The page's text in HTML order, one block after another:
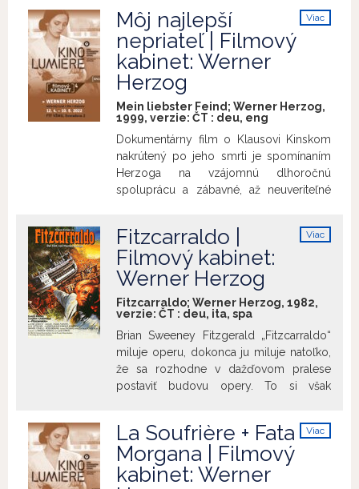
Viac
Môj najlepší
nepriateľ | Filmový
kabinet: Werner
Herzog
Mein liebster Feind; Werner Herzog,
1999, verzie: ČT : deu, eng
Dokumentárny film o Klausovi Kinskom
nakrútený po jeho smrti je spomínaním
Herzoga na vzájomnú dlhoročnú
spoluprácu a zábavné, až neuveriteľné
stretli pri piatich filmových projektoch a
jedná sa o jednu z najkontroverznejších
spoluprác. Film Môj nalepší nepriateľ
obsahuje rozhovory s hereckými
kolegami, scény zo všetkých piatich
spoločných filmov: Aguirre, hnev Boží,
Nosferatu - Fantóm noci, Woyzeck,
Cobra Verde a Fitzcarraldo, ale aj
niekoľko výbuchov hnevu Klausa
Kinského zaznamenaných počas
herec(Juraj Oniščenko) V dejinách
kinematografie sa popri rozhodnutí
samotného autora zaujať hlavnú rolu vo
filme (Chaplin, Welles) objavujú
Viac
Fitzcarraldo |
Filmový kabinet:
Werner Herzog
Fitzcarraldo; Werner Herzog, 1982,
verzie: ČT : deu, ita, spa
Brian Sweeney Fitzgerald „Fitzcarraldo“
miluje operu, dokonca ju miluje natoľko,
že sa rozhodne v dažďovom pralese
postaviť budovu opery. To si však
Je to šialený nápad, ale láska k opere aj
lode cez kopec prenáša. „Fitzcarraldo“ je
dobrodruh s víziou, ktorá ho ženie
Viac
La Soufrière + Fata
Morgana | Filmový
kabinet: Werner